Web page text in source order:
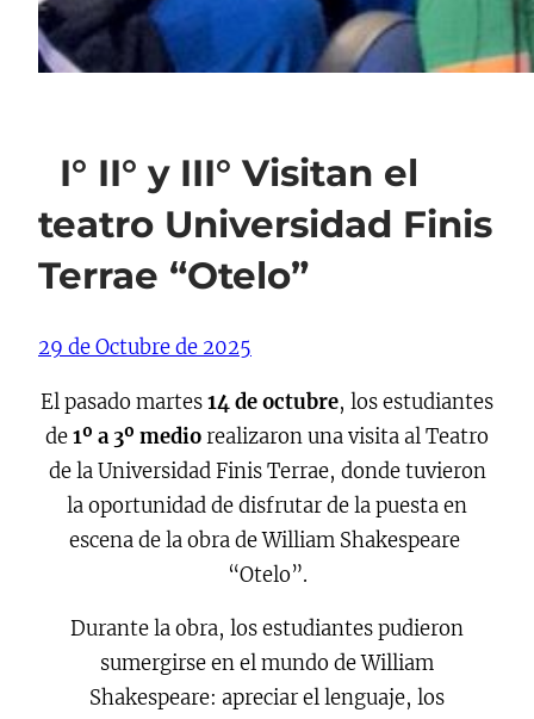
I° II° y III° Visitan el
teatro Universidad Finis
Terrae “Otelo”
29 de Octubre de 2025
El pasado martes14 de octubre, los estudiantes
de1º a 3º mediorealizaron una visita al Teatro
de la Universidad Finis Terrae, donde tuvieron
la oportunidad de disfrutar de la puesta en
escena de la obra de William Shakespeare
“Otelo”.
Durante la obra, los estudiantes pudieron
sumergirse en el mundo de William
Shakespeare: apreciar el lenguaje, los